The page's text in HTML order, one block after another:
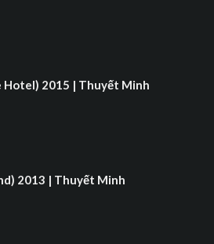
Hotel) 2015 | Thuyết Minh
2013 | Thuyết Minh